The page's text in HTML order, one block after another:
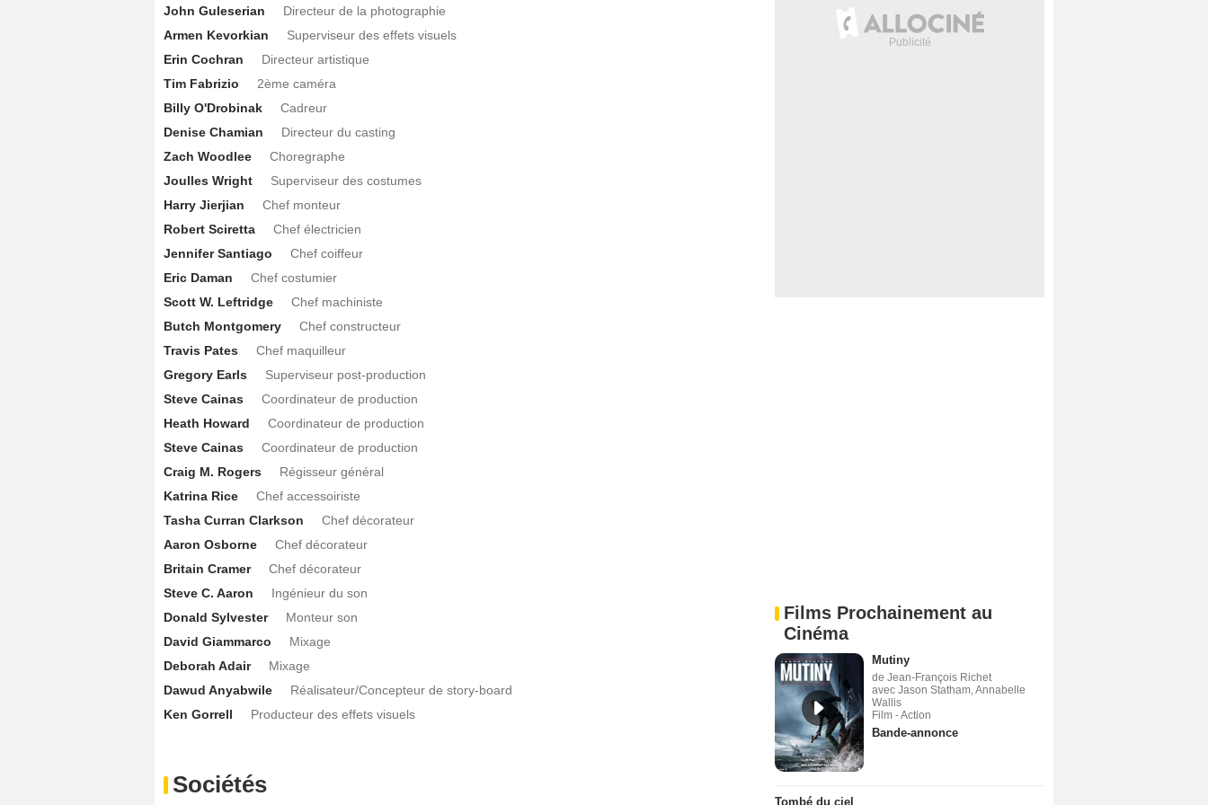
John Guleserian
Directeur de la photographie
Armen Kevorkian
Superviseur des effets visuels
Erin Cochran
Directeur artistique
Tim Fabrizio
2ème caméra
Billy O'Drobinak
Cadreur
Denise Chamian
Directeur du casting
Zach Woodlee
Choregraphe
Joulles Wright
Superviseur des costumes
Harry Jierjian
Chef monteur
Robert Sciretta
Chef électricien
Jennifer Santiago
Chef coiffeur
Eric Daman
Chef costumier
Scott W. Leftridge
Chef machiniste
Butch Montgomery
Chef constructeur
Travis Pates
Chef maquilleur
Gregory Earls
Superviseur post-production
Steve Cainas
Coordinateur de production
Heath Howard
Coordinateur de production
Steve Cainas
Coordinateur de production
Craig M. Rogers
Régisseur général
Katrina Rice
Chef accessoiriste
Tasha Curran Clarkson
Chef décorateur
Aaron Osborne
Chef décorateur
Britain Cramer
Chef décorateur
Steve C. Aaron
Ingénieur du son
Donald Sylvester
Monteur son
David Giammarco
Mixage
Deborah Adair
Mixage
Dawud Anyabwile
Réalisateur/Concepteur de story-board
Ken Gorrell
Producteur des effets visuels
Sociétés
Films Prochainement au
Cinéma
Mutiny
de Jean-François Richet
avec Jason Statham, Annabelle
Wallis
Film - Action
Bande-annonce
Tombé du ciel